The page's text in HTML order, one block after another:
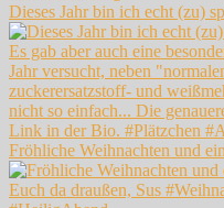
Dieses Jahr bin ich echt (zu)
Fröhliche Weihnachten und